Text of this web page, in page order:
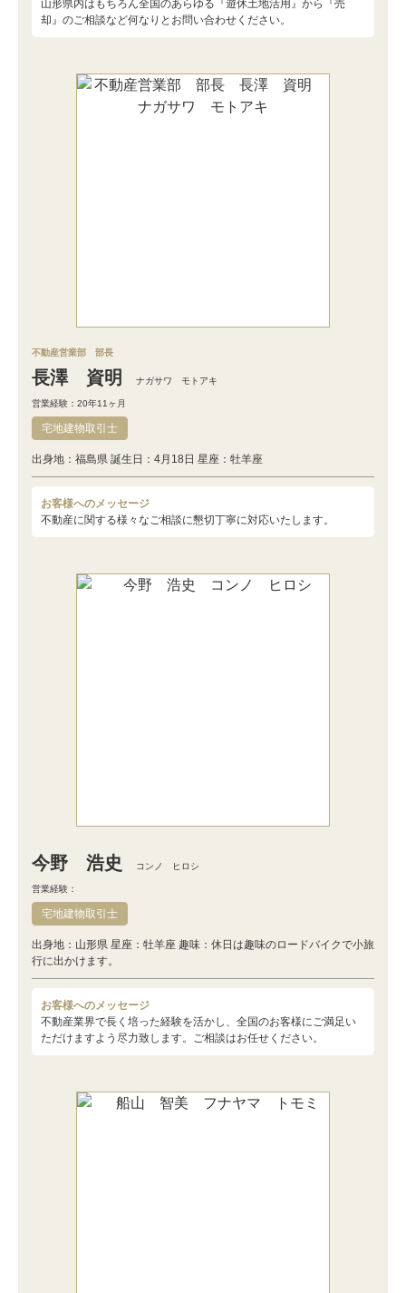
山形県内はもちろん全国のあらゆる『遊休土地活用』から『売
却』のご相談など何なりとお問い合わせください。
不動産営業部 部長
長澤 資明 ナガサワ モトアキ
営業経験：20年11ヶ月
宅地建物取引士
出身地：福島県 誕生日：4月18日 星座：牡羊座
お客様へのメッセージ
不動産に関する様々なご相談に懇切丁寧に対応いたします。
今野 浩史 コンノ ヒロシ
営業経験：
宅地建物取引士
出身地：山形県 星座：牡羊座 趣味：休日は趣味のロードバイクで小旅
行に出かけます。
お客様へのメッセージ
不動産業界で長く培った経験を活かし、全国のお客様にご満足い
ただけますよう尽力致します。ご相談はお任せください。